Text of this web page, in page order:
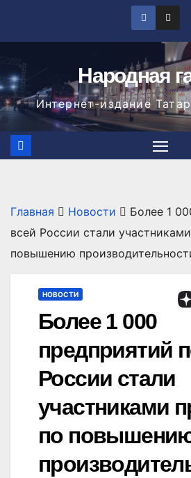
Народная
Интернет-издание
Главная Новости
Более 1
всей России стали
повышению
НОВОСТИ
Более 1 000
предприятий
России стали
участниками
по